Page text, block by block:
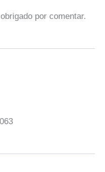
por comentar.